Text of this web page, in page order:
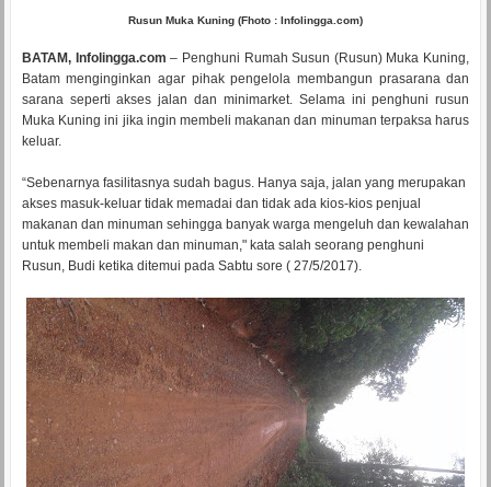
Rusun Muka Kuning (Fhoto : Infolingga.com)
BATAM, Infolingga.com – Penghuni Rumah Susun (Rusun) Muka Kuning,
Batam menginginkan agar pihak pengelola membangun prasarana dan
sarana seperti akses jalan dan minimarket. Selama ini penghuni rusun
Muka Kuning ini jika ingin membeli makanan dan minuman terpaksa harus
keluar.
“Sebenarnya fasilitasnya sudah bagus. Hanya saja, jalan yang merupakan
akses masuk-keluar tidak memadai dan tidak ada kios-kios penjual
makanan dan minuman sehingga banyak warga mengeluh dan kewalahan
untuk membeli makan dan minuman," kata salah seorang penghuni
Rusun, Budi ketika ditemui pada Sabtu sore ( 27/5/2017).